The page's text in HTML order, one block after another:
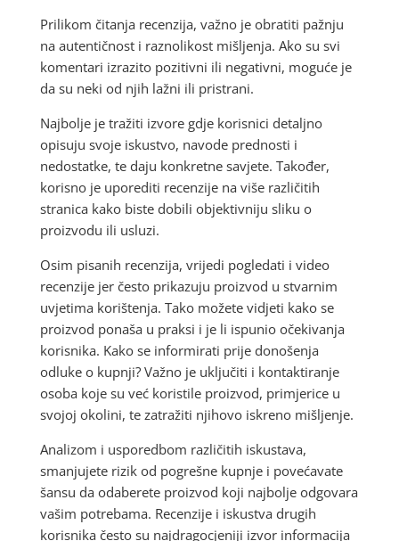
Prilikom čitanja recenzija, važno je obratiti pažnju
na autentičnost i raznolikost mišljenja. Ako su svi
komentari izrazito pozitivni ili negativni, moguće je
da su neki od njih lažni ili pristrani.
Najbolje je tražiti izvore gdje korisnici detaljno
opisuju svoje iskustvo, navode prednosti i
nedostatke, te daju konkretne savjete. Također,
korisno je uporediti recenzije na više različitih
stranica kako biste dobili objektivniju sliku o
proizvodu ili usluzi.
Osim pisanih recenzija, vrijedi pogledati i video
recenzije jer često prikazuju proizvod u stvarnim
uvjetima korištenja. Tako možete vidjeti kako se
proizvod ponaša u praksi i je li ispunio očekivanja
korisnika. Kako se informirati prije donošenja
odluke o kupnji? Važno je uključiti i kontaktiranje
osoba koje su već koristile proizvod, primjerice u
svojoj okolini, te zatražiti njihovo iskreno mišljenje.
Analizom i usporedbom različitih iskustava,
smanjujete rizik od pogrešne kupnje i povećavate
šansu da odaberete proizvod koji najbolje odgovara
vašim potrebama. Recenzije i iskustva drugih
korisnika često su najdragocjeniji izvor informacija